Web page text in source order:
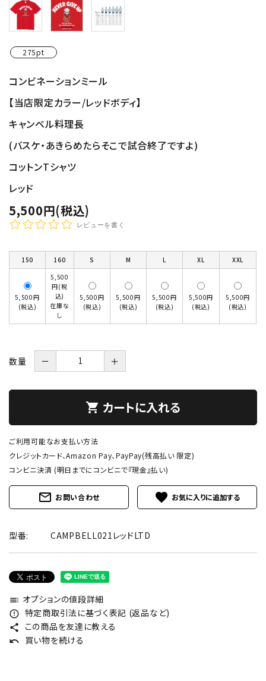
275pt
コンビネーションミール
【当店限定カラー/レッドボディ】
キャンベル料理長
(バスケ・あきらめたらそこで試合終了ですよ)
コットンTシャツ
レッド
5,500円(税込)
レビューを書く
150 160 S M L XL XXL
5,500円
(税込)
5,500
円(税
込)
在庫な
し
5,500円
(税込)
5,500円
(税込)
5,500円
(税込)
5,500円
(税込)
5,500円
(税込)
数量 － ＋
shopping_cart カートに入れる
ご利用可能なお支払い方法
クレジットカード、Amazon Pay、PayPay(残高払い 限定)
コンビニ決済 (明日までにコンビニで『現金』払い)
mail_outline お問い合わせ favorite
型番: CAMPBELL021レッドLTD
toc オプションの値段詳細
error_outline 特定商取引法に基づく表記 (返品など)
share この商品を友達に教える
undo 買い物を続ける